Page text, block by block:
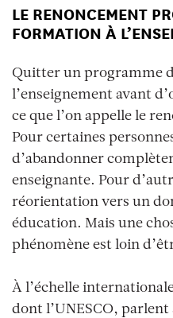
LE RENONCEMENT
FORMATION À
Quitter un programme
l’enseignement avant
ce que l’on appelle le
Pour certaines
d’abandonner
enseignante. Pour
réorientation vers un
éducation. Mais une
phénomène est loin
À l’échelle
dont l’UNESCO,